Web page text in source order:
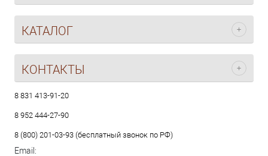
КАТАЛОГ
КОНТАКТЫ
8 831 413-91-20
8 952 444-27-90
8 (800) 201-03-93 (бесплатный звонок по РФ)
Email: